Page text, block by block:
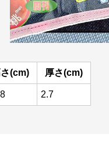
(cm) 厚さ(cm)
2.7